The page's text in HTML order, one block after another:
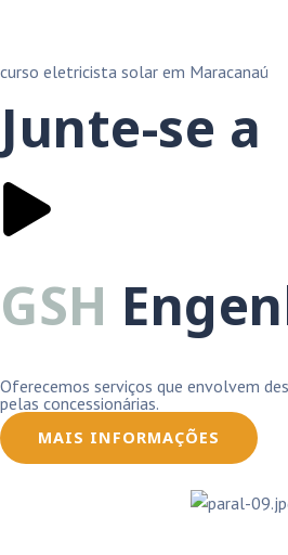
curso eletricista solar em Maracanaú
Junte-se a
GSH
Oferecemos serviços que envolvem
pelas concessionárias.
MAIS INFORMAÇÕES